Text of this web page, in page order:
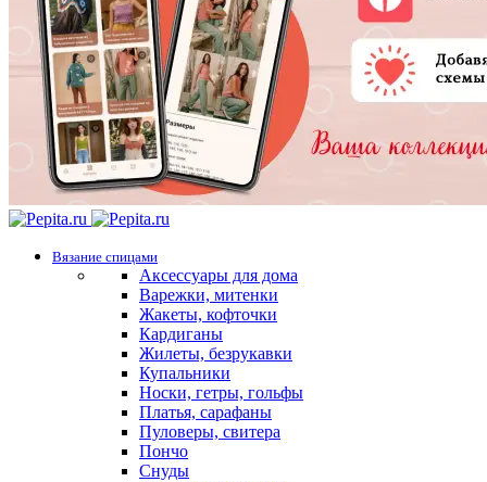
Вязание спицами
Аксессуары для дома
Варежки, митенки
Жакеты, кофточки
Кардиганы
Жилеты, безрукавки
Купальники
Носки, гетры, гольфы
Платья, сарафаны
Пуловеры, свитера
Пончо
Снуды